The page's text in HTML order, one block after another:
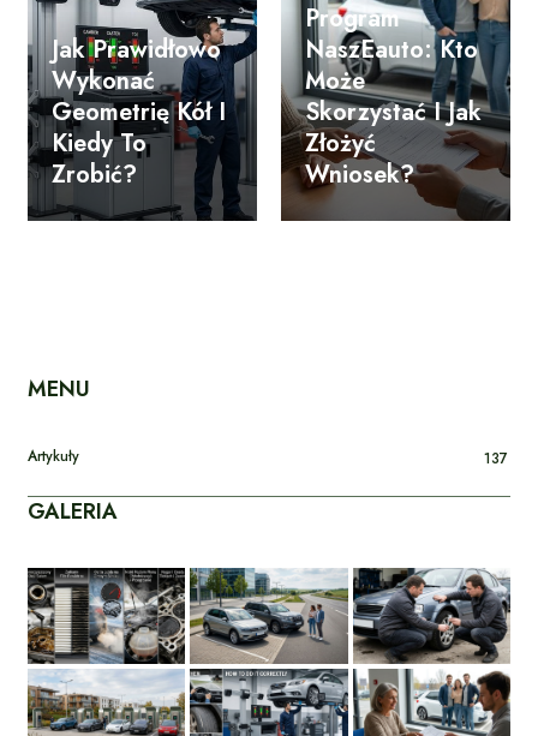
Jak Prawidłowo
Wykonać
Geometrię Kół I
Kiedy To
Zrobić?
Program
NaszEauto: Kto
Może
Skorzystać I Jak
Złożyć
Wniosek?
MENU
Artykuły 137
GALERIA